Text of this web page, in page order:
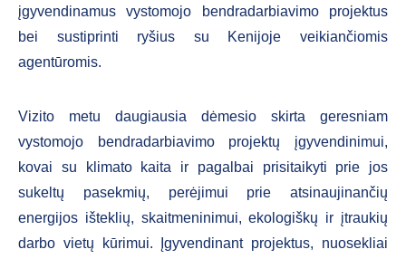
įgyvendinamus vystomojo bendradarbiavimo projektus
bei sustiprinti ryšius su Kenijoje veikiančiomis
agentūromis.
Vizito metu daugiausia dėmesio skirta geresniam
vystomojo bendradarbiavimo projektų įgyvendinimui,
kovai su klimato kaita ir pagalbai prisitaikyti prie jos
sukeltų pasekmių, perėjimui prie atsinaujinančių
energijos išteklių, skaitmeninimui, ekologiškų ir įtraukių
darbo vietų kūrimui. Įgyvendinant projektus, nuosekliai